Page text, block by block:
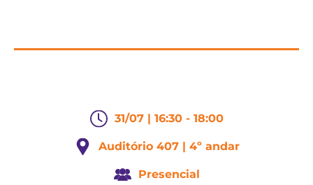
31/07 | 16:30 - 18:00
Auditório 407 | 4º andar
Presencial